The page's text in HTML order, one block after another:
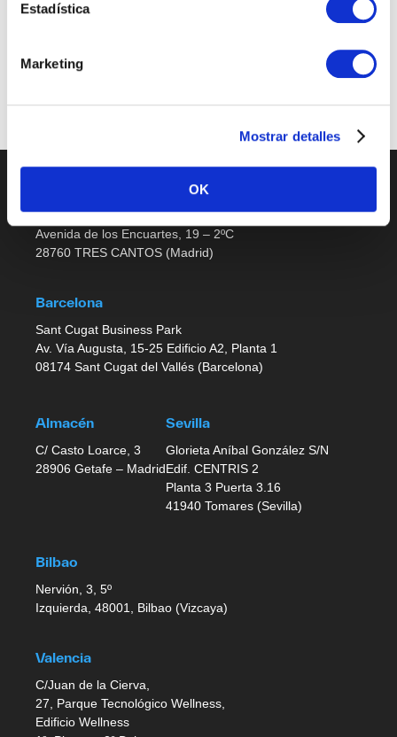
Estadística
Marketing
Mostrar detalles
OK
No job listings found.
Avenida de los Encuartes, 19 – 2ºC
28760 TRES CANTOS (Madrid)
Barcelona
Sant Cugat Business Park
Av. Vía Augusta, 15-25 Edificio A2, Planta 1
08174 Sant Cugat del Vallés (Barcelona)
Almacén
C/ Casto Loarce, 3
28906 Getafe – Madrid
Sevilla
Glorieta Aníbal González S/N
Edif. CENTRIS 2
Planta 3 Puerta 3.16
41940 Tomares (Sevilla)
Bilbao
Nervión, 3, 5º
Izquierda, 48001, Bilbao (Vizcaya)
Valencia
C/Juan de la Cierva,
27, Parque Tecnológico Wellness,
Edificio Wellness